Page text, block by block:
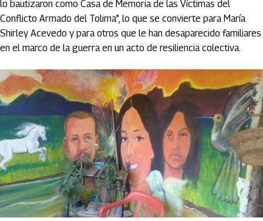
lo bautizaron como Casa de Memoria de las Víctimas del
Conflicto Armado del Tolima”, lo que se convierte para María
Shirley Acevedo y para otros que le han desaparecido familiares
en el marco de la guerra en un acto de resiliencia colectiva.